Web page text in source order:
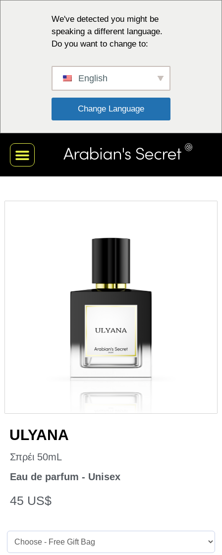
We've detected you might be
speaking a different language.
Do you want to change to:
English
Change Language
ULYANA
Σπρέι 50mL
Eau de parfum - Unisex
45 US$